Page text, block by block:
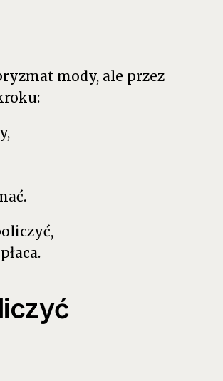
mody, ale przez